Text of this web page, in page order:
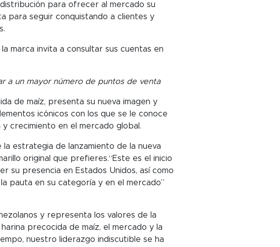
para ofrecer al mercado su
para seguir conquistando a clientes y
marca invita a consultar sus cuentas en
a un mayor número de puntos de venta
de maíz, presenta su nueva imagen y
icónicos con los que se le conoce
crecimiento en el mercado global.
estrategia de lanzamiento de la nueva
original que prefieres.“Este es el inicio
su presencia en Estados Unidos, así como
pauta en su categoría y en el mercado”
y representa los valores de la
precocida de maíz, el mercado y la
nuestro liderazgo indiscutible se ha